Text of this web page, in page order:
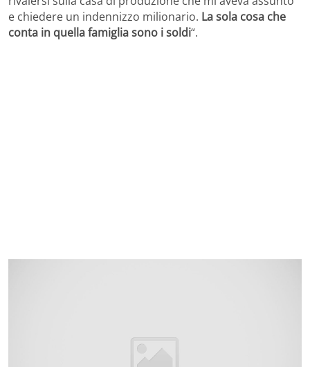
e chiedere un indennizzo milionario. La sola cosa che
conta in quella famiglia sono i soldi“.